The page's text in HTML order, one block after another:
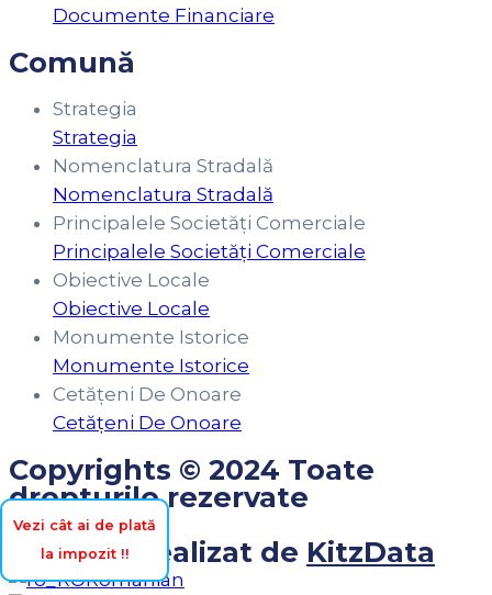
Documente Financiare
Comună
Strategia
Strategia
Nomenclatura Stradală
Nomenclatura Stradală
Principalele Societăți Comerciale
Principalele Societăți Comerciale
Obiective Locale
Obiective Locale
Monumente Istorice
Monumente Istorice
Cetățeni De Onoare
Cetățeni De Onoare
Copyrights © 2024 Toate
drepturile rezervate
Website realizat de KitzData
Romanian
Vezi cât ai de plată
la impozit !!